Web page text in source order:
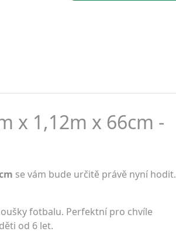
x 1,12m x 66cm -
se vám bude určitě právě nyní hodit.
fotbalu. Perfektní pro chvíle
od 6 let.